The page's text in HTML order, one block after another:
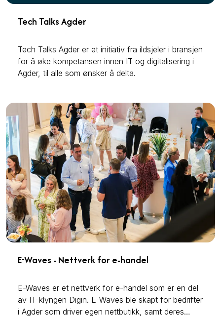
Tech Talks Agder
Tech Talks Agder er et initiativ fra ildsjeler i bransjen
for å øke kompetansen innen IT og digitalisering i
Agder, til alle som ønsker å delta.
E-Waves - Nettverk for e-handel
E-Waves er et nettverk for e-handel som er en del
av IT-klyngen Digin. E-Waves ble skapt for bedrifter
i Agder som driver egen nettbutikk, samt deres